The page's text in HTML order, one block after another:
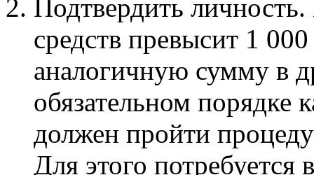
Подтвердить
средств превысит 1
аналогичную сумму в
обязательном порядке
должен пройти
Для этого потребуется